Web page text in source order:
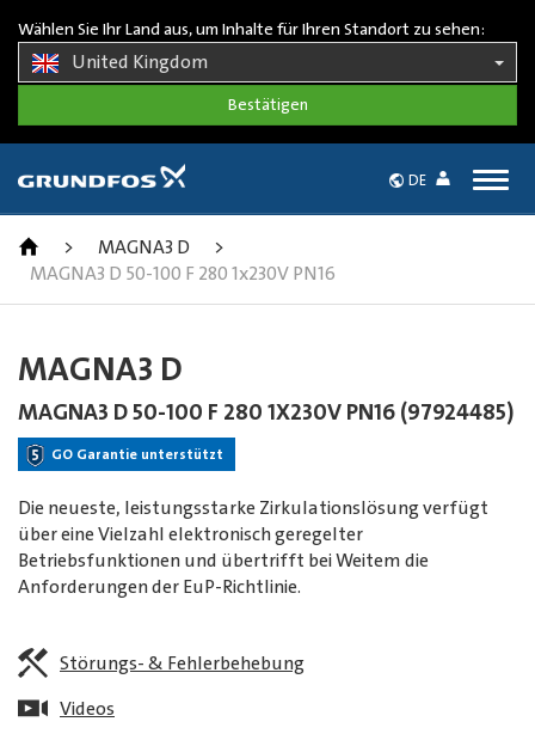
Wählen Sie Ihr Land aus, um Inhalte für Ihren Standort zu sehen:
United Kingdom
DE
> MAGNA3 D
>
MAGNA3 D 50-100 F 280 1x230V PN16
MAGNA3 D
MAGNA3 D 50-100 F 280 1X230V PN16 (97924485)
GO Garantie unterstützt
Die neueste, leistungsstarke Zirkulationslösung verfügt
über eine Vielzahl elektronisch geregelter
Betriebsfunktionen und übertrifft bei Weitem die
Anforderungen der EuP-Richtlinie.
Störungs- & Fehlerbehebung
Videos